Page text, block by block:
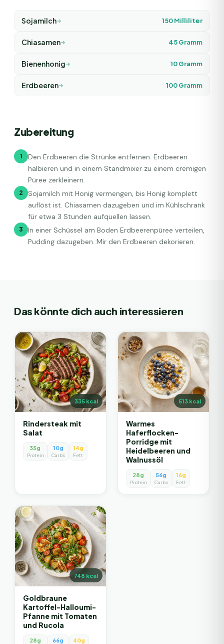
Sojamilch 150Milliliter
Chiasamen 45Gramm
Bienenhonig 10Gramm
Erdbeeren 100Gramm
Zubereitung
1
Den Erdbeeren die Strünke entfernen. Erdbeeren
halbieren und in einem Standmixer zu einem cremigen
Püree zerkleinern.
2
Sojamilch mit Honig vermengen, bis Honig komplett
auflöst ist. Chiasamen dazugeben und im Kühlschrank
für etwa 3 Stunden aufquellen lassen.
3
In einer Schüssel am Boden Erdbeerenpüree verteilen,
Pudding dazugeben. Mir den Erdbeeren dekorieren.
Das könnte dich auch interessieren
335kcal
Rindersteak mit
Salat
35g
Protein
10g
Carbs
14g
Fett
513kcal
Warmes
Haferflocken-
Porridge mit
Heidelbeeren und
Walnussöl
28g
Protein
56g
Carbs
16g
Fett
748 kcal
Goldbraune
Kartoffel-Halloumi-
Pfanne mit Tomaten
und Rucola
28g 66g 40g